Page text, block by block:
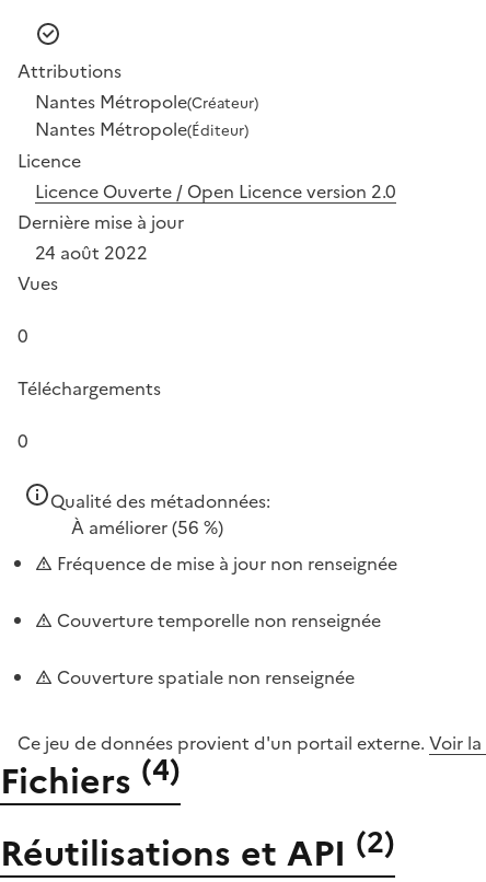
Attributions
Nantes Métropole(Créateur)
Nantes Métropole(Éditeur)
Licence
Licence Ouverte / Open Licence version 2.0
Dernière mise à jour
24 août 2022
Vues
0
Téléchargements
0
Qualité des métadonnées:
À améliorer(56 %)
Fréquence de mise à jour non renseignée
Couverture temporelle non renseignée
Couverture spatiale non renseignée
Ce jeu de données provient d'un portail externe. Voir
Fichiers (4)
Réutilisations et API (2)